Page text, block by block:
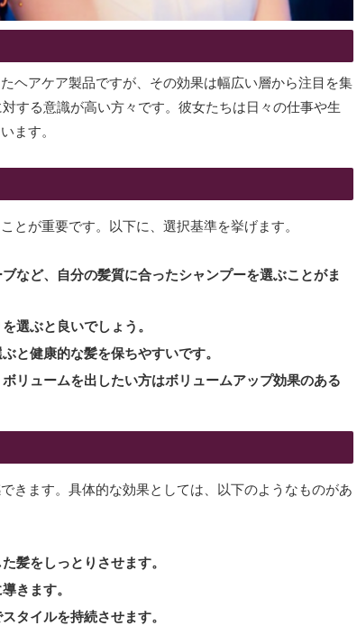
ヘアケア製品ですが、その効果は幅広い層から注目を集
する意識が高い方々です。彼女たちは日々の仕事や生
ます。
とが重要です。以下に、選択基準を挙げます。
など、自分の髪質に合ったシャンプーを選ぶことがま
選ぶと良いでしょう。
と健康的な髪を保ちやすいです。
リュームを出したい方はボリュームアップ効果のある
きます。具体的な効果としては、以下のようなものがあ
髪をしっとりさせます。
きます。
タイルを持続させます。